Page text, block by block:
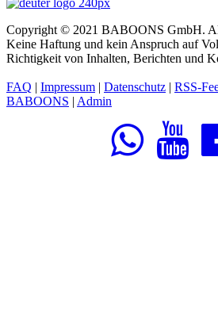
Copyright © 2021 BABOONS GmbH.
Keine Haftung und kein Anspruch auf
Richtigkeit von Inhalten, Berichten und
FAQ | Impressum | Datenschutz | RSS-
BABOONS | Admin